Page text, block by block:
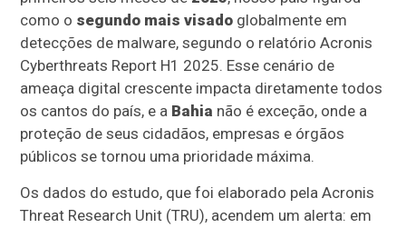
como o segundo mais visado globalmente em
detecções de malware, segundo o relatório Acronis
Cyberthreats Report H1 2025. Esse cenário de
ameaça digital crescente impacta diretamente todos
os cantos do país, e a Bahia não é exceção, onde a
proteção de seus cidadãos, empresas e órgãos
públicos se tornou uma prioridade máxima.
Os dados do estudo, que foi elaborado pela Acronis
Threat Research Unit (TRU), acendem um alerta: em